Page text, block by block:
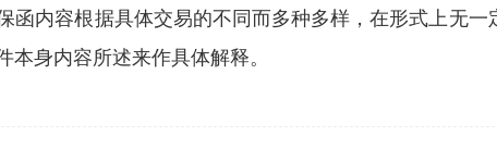
内容根据具体交易的不同而多种多样，在形式上无
身内容所述来作具体解释。